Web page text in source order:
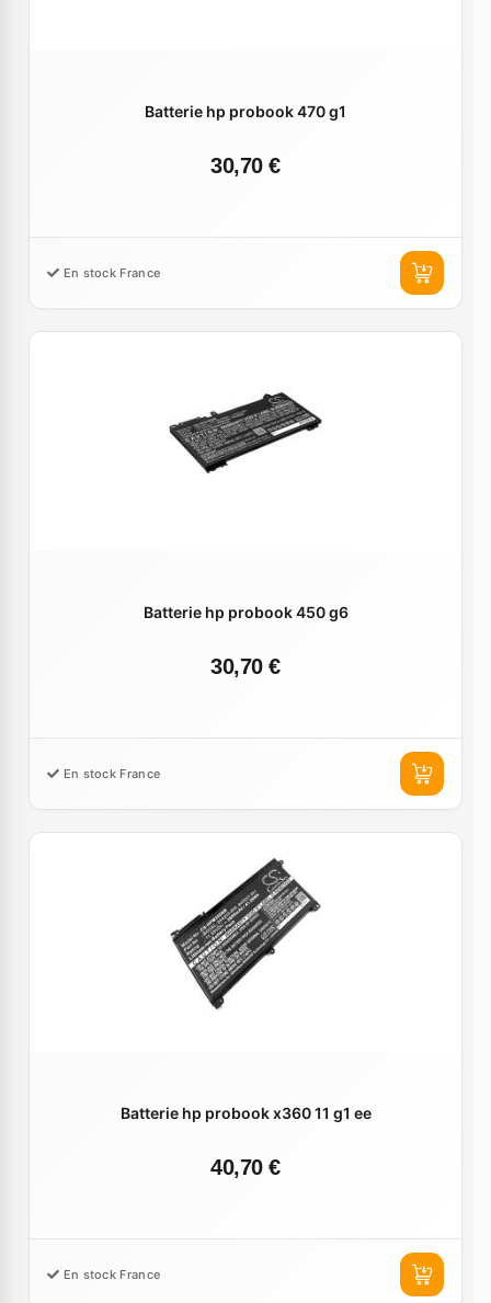
Batterie hp probook 470 g1
30,70 €
En stock France
Batterie hp probook 450 g6
30,70 €
En stock France
Batterie hp probook x360 11 g1 ee
40,70 €
En stock France